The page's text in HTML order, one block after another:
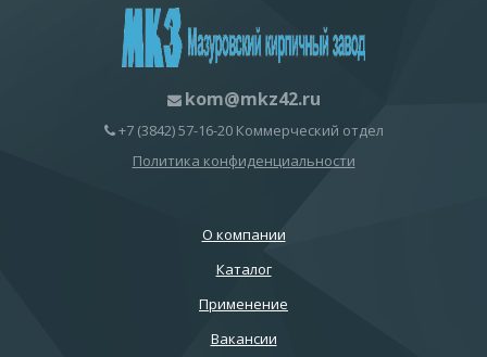
kom@mkz42.ru
+7 (3842) 57-16-20 Коммерческий отдел
Политика конфиденциальности
О компании
Каталог
Применение
Вакансии